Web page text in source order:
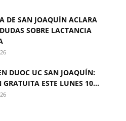
DE SAN JOAQUÍN ACLARA
SOBRE LACTANCIA
DUOC UC SAN JOAQUÍN:
GRATUITA ESTE LUNES 10...